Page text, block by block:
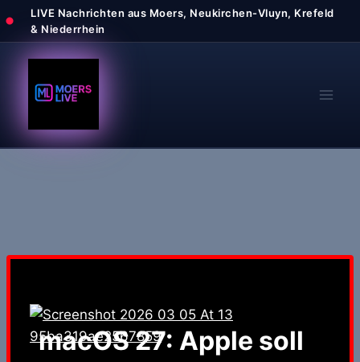
Inhalt
springen
macOS 27: Apple soll